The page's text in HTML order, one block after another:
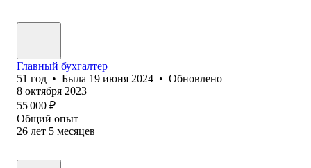
Главный бухгалтер
51 год • Была 19 июня 2024 • Обновлено
8 октября 2023
55 000 ₽
Общий опыт
26 лет 5 месяцев